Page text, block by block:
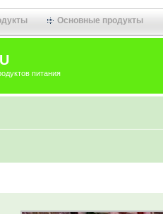
Основные продукты
питания